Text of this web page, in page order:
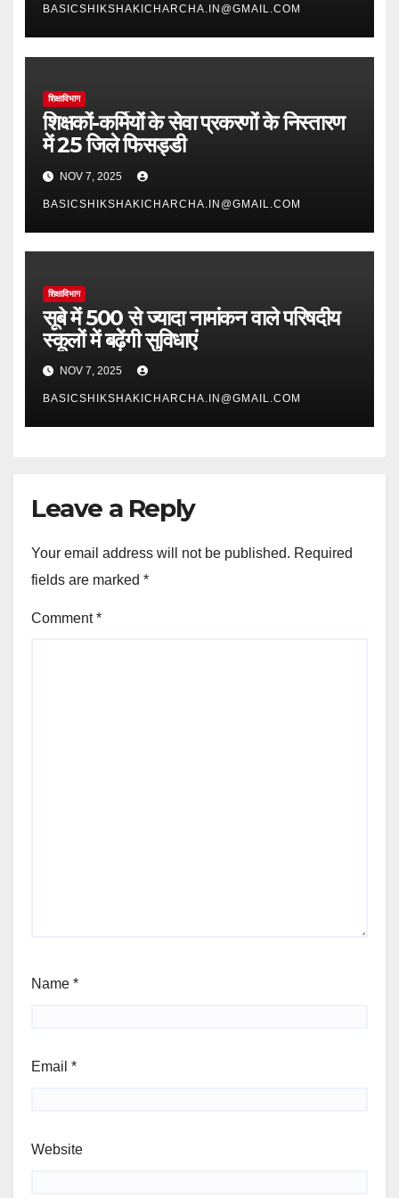
BASICSHIKSHAKICHARCHA.IN@GMAIL.COM
शिक्षाविभाग
शिक्षकों-कर्मियों के सेवा प्रकरणों के निस्तारण
में 25 जिले फिसड्डी
NOV 7, 2025
BASICSHIKSHAKICHARCHA.IN@GMAIL.COM
शिक्षाविभाग
सूबे में 500 से ज्यादा नामांकन वाले परिषदीय
स्कूलों में बढ़ेंगी सुविधाएं
NOV 7, 2025
BASICSHIKSHAKICHARCHA.IN@GMAIL.COM
Leave a Reply
Your email address will not be published. Required
fields are marked *
Comment*
Name *
Email *
Website